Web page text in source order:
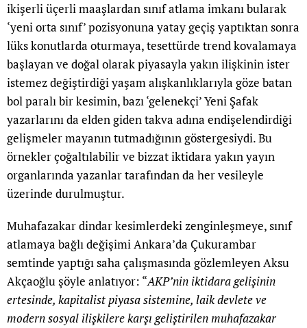
ikişerli üçerli maaşlardan sınıf atlama imkanı bularak
‘yeni orta sınıf’ pozisyonuna yatay geçiş yaptıktan sonra
lüks konutlarda oturmaya, tesettürde trend kovalamaya
başlayan ve doğal olarak piyasayla yakın ilişkinin ister
istemez değiştirdiği yaşam alışkanlıklarıyla göze batan
bol paralı bir kesimin, bazı ‘gelenekçi’ Yeni Şafak
yazarlarını da elden giden takva adına endişelendirdiği
gelişmeler mayanın tutmadığının göstergesiydi. Bu
örnekler çoğaltılabilir ve bizzat iktidara yakın yayın
organlarında yazanlar tarafından da her vesileyle
üzerinde durulmuştur.
Muhafazakar dindar kesimlerdeki zenginleşmeye, sınıf
atlamaya bağlı değişimi Ankara’da Çukurambar
semtinde yaptığı saha çalışmasında gözlemleyen Aksu
Akçaoğlu şöyle anlatıyor: “AKP’nin iktidara gelişinin
ertesinde, kapitalist piyasa sistemine, laik devlete ve
modern sosyal ilişkilere karşı geliştirilen muhafazakar